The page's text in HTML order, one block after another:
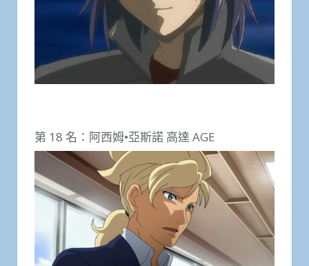
第 18 名：阿西姆•亞斯諾 高達 AGE